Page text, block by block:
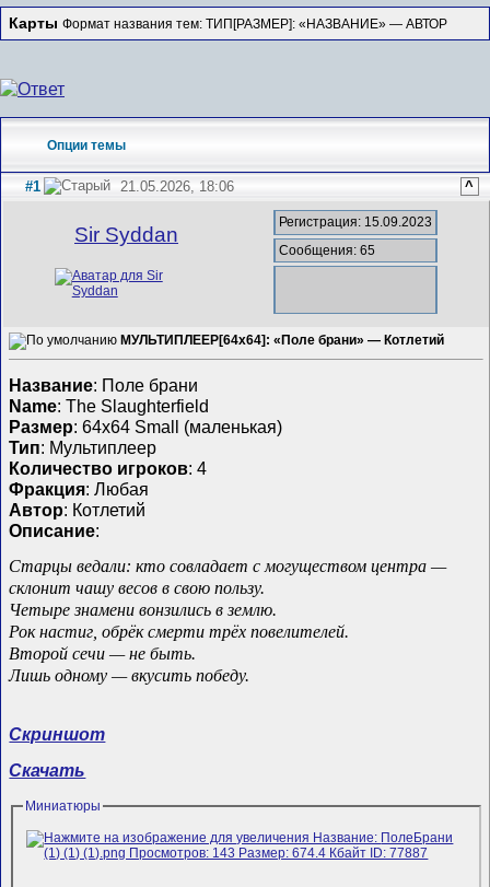
Карты Формат названия тем: ТИП[РАЗМЕР]: «НАЗВАНИЕ» — АВТОР
Опции темы
#1 21.05.2026, 18:06 ^
Sir Syddan
Регистрация: 15.09.2023
Сообщения: 65
МУЛЬТИПЛЕЕР[64x64]: «Поле брани» — Котлетий
Название: Поле брани
Name: The Slaughterfield
Размер: 64x64 Small (маленькая)
Тип: Мультиплеер
Количество игроков: 4
Фракция: Любая
Автор: Котлетий
Описание:
Старцы ведали: кто совладает с могуществом центра —
склонит чашу весов в свою пользу.
Четыре знамени вонзились в землю.
Рок настиг, обрёк смерти трёх повелителей.
Второй сечи — не быть.
Лишь одному — вкусить победу.
Скриншот
Скачать
Миниатюры